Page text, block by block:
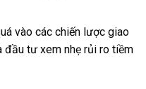
vào các chiến lược giao
đầu tư xem nhẹ rủi ro tiềm